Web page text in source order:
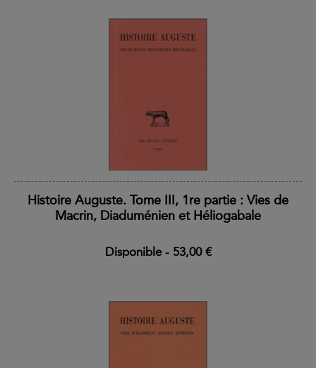
Histoire Auguste. Tome III, 1re partie : Vies de
Macrin, Diaduménien et Héliogabale
Disponible- 53,00 €